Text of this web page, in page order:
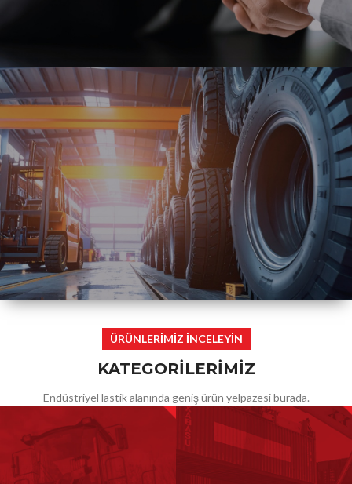
REKABETÇİ
FİYATLAR
EN İYİ FİYAT
ÜCRETSİZ & GÜVENLİ
HIZLI KARGO
ÜRÜNLERİMİZ İNCELEYİN
KATEGORİLERİMİZ
Endüstriyel lastik alanında geniş ürün yelpazesi burada.